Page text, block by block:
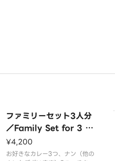
ファミリーセット3人分
／Family Set for 3 Pe
ople
¥4,200
お好きなカレー3つ、ナン（他の